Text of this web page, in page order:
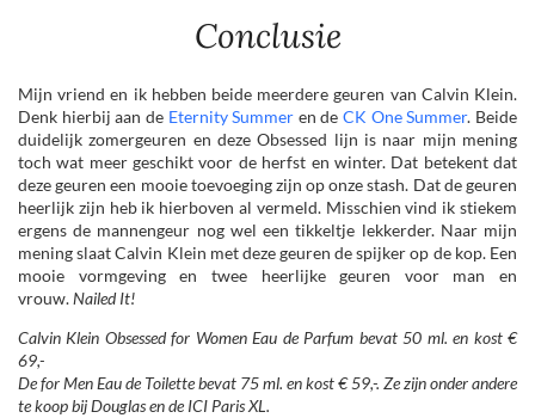
Conclusie
Mijn vriend en ik hebben beide meerdere geuren van Calvin Klein.
Denk hierbij aan de Eternity Summer en deCK One Summer. Beide
duidelijk zomergeuren en deze Obsessed lijn is naar mijn mening
toch wat meer geschikt voor de herfst en winter. Dat betekent dat
deze geuren een mooie toevoeging zijn op onze stash. Dat de geuren
heerlijk zijn heb ik hierboven al vermeld. Misschien vind ik stiekem
ergens de mannengeur nog wel een tikkeltje lekkerder. Naar mijn
mening slaat Calvin Klein met deze geuren de spijker op de kop. Een
mooie vormgeving en twee heerlijke geuren voor man en
vrouw.Nailed It!
Calvin Klein Obsessed for Women Eau de Parfum bevat 50 ml. en kost €
69,-
De for Men Eau de Toilette bevat 75 ml. en kost € 59,-. Ze zijn onder andere
te koop bij Douglas en de ICI Paris XL.